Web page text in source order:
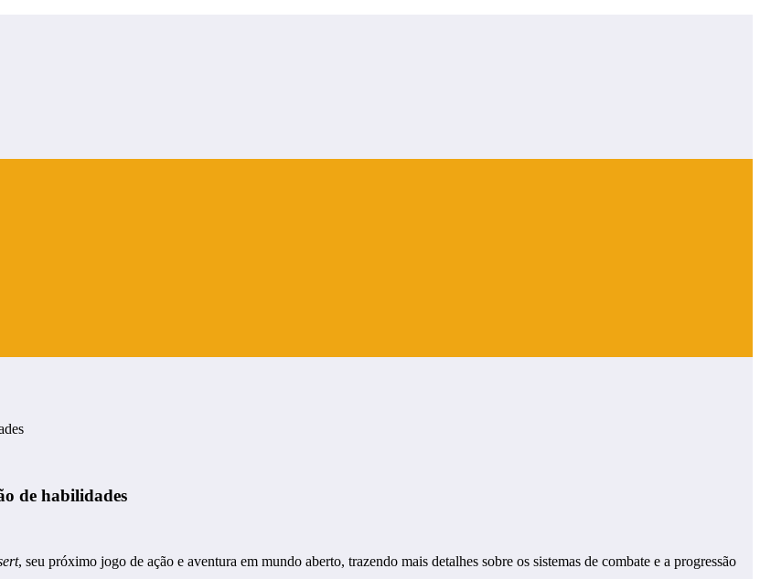
de habilidades
, seu próximo jogo de ação e aventura em mundo aberto, trazendo mais detalhes sobre os sistemas de combate e a progressão